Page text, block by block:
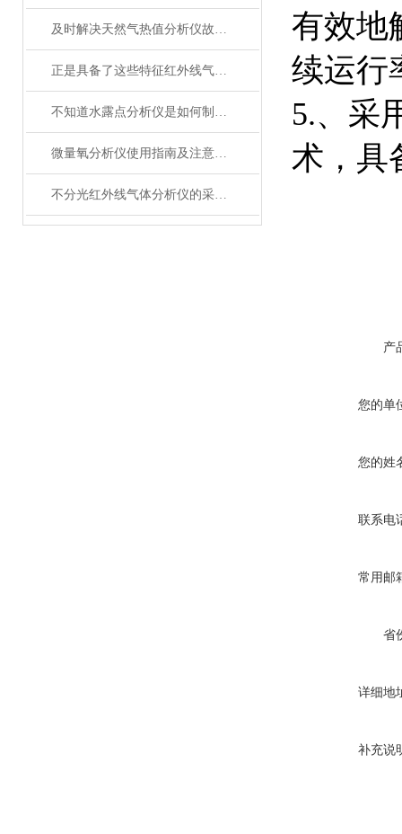
及时解决天然气热值分析仪故障是恢复数据可信度的关键
正是具备了这些特征红外线气体传感器得到了大家的欢迎
不知道水露点分析仪是如何制冷的？进来看
微量氧分析仪使用指南及注意事项
不分光红外线气体分析仪的采样方法介绍
有效地
续运行
5.、采
术，具
产
您的单
您的姓
联系电
常用邮
省
详细地
补充说